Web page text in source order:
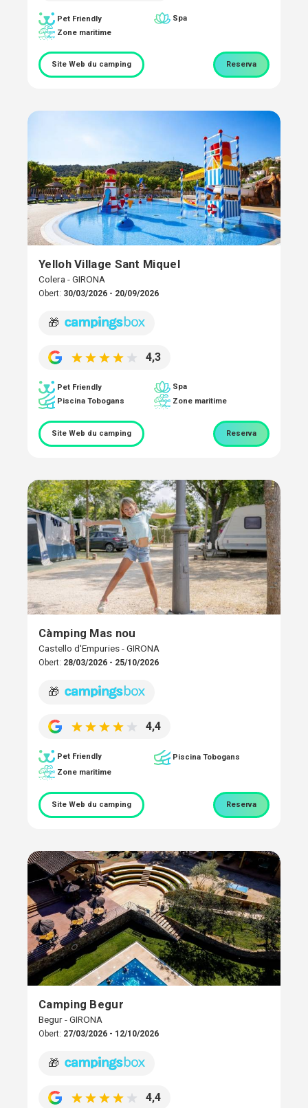
Pet Friendly
Spa
Zone maritime
Site Web du camping Reserva
Yelloh Village Sant Miquel
Colera - GIRONA
Obert: 30/03/2026 - 20/09/2026
🎁
4,3
Pet Friendly
Spa
Piscina Tobogans
Zone maritime
Site Web du camping Reserva
Càmping Mas nou
Castello d'Empuries - GIRONA
Obert: 28/03/2026 - 25/10/2026
🎁
4,4
Pet Friendly
Piscina Tobogans
Zone maritime
Site Web du camping Reserva
Camping Begur
Begur - GIRONA
Obert: 27/03/2026 - 12/10/2026
🎁
4,4